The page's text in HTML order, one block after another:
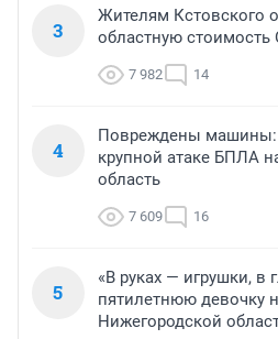
3
Жителям Кстовского
областную
7 982 14
4
Повреждены машины:
крупной атаке БПЛА
область
7 609 16
5
«В руках — игрушки, в
пятилетнюю девочку
Нижегородской